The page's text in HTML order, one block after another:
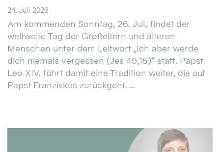
24. Juli 2026
Am kommenden Sonntag, 26. Juli, findet der
weltweite Tag der Großeltern und älteren
Menschen unter dem Leitwort „Ich aber werde
dich niemals vergessen (Jes 49,15)“ statt. Papst
Leo XIV. führt damit eine Tradition weiter, die auf
Papst Franziskus zurückgeht. ...